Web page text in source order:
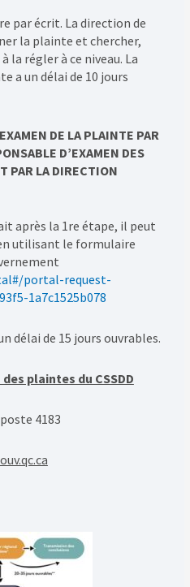
par écrit. La direction de
la plainte et chercher,
la régler à ce niveau. La
a un délai de 10 jours
DE LA PLAINTE PAR
D’EXAMEN DES
PAR LA DIRECTION
après la 1re étape, il peut
utilisant le formulaire
portal-request-
1a7c1525b078
délai de 15 jours ouvrables.
plaintes du CSSDD
4183